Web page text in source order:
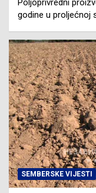
Poljoprivredni
godine u proljećnoj
SEMBERSKE VIJESTI